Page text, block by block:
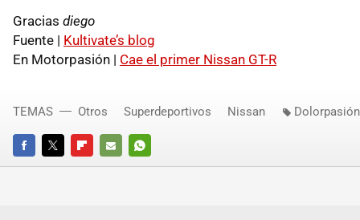
Gracias diego
Fuente | Kultivate’s blog
En Motorpasión | Cae el primer Nissan GT-R
FACEBOOKTWITTERFLIPBOARD
E-
WHATSAPP
TEMAS Otros Superdeportivos Nissan Dolorpasión